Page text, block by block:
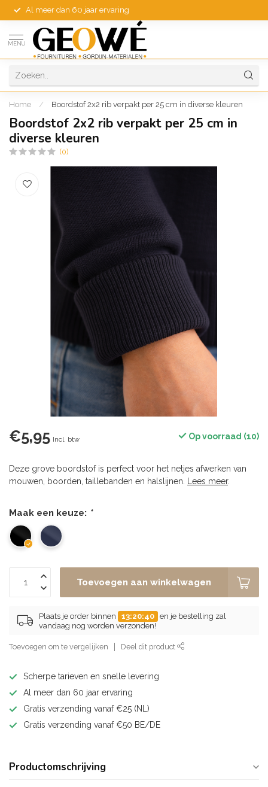
Al meer dan 60 jaar ervaring
MENU
Home / Boordstof 2x2 rib verpakt per 25 cm in diverse kleuren
Boordstof 2x2 rib verpakt per 25 cm in
diverse kleuren
(0)
€5,95 Incl. btw Op voorraad (10)
Deze grove boordstof is perfect voor het netjes afwerken van
mouwen, boorden, taillebanden en halslijnen.
Lees meer.
Maak een keuze: *
Toevoegen aan winkelwagen
Plaats je order binnen 13:20:39
en je bestelling zal
vandaag nog worden verzonden!
Toevoegen om te vergelijken Deel dit product
Scherpe tarieven en snelle levering
Al meer dan 60 jaar ervaring
Gratis verzending vanaf €25 (NL)
Gratis verzending vanaf €50 BE/DE
Productomschrijving